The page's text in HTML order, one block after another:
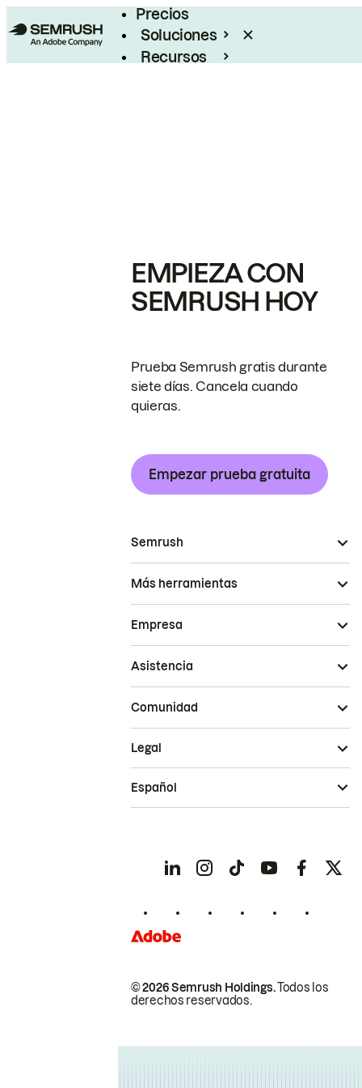
Precios
Soluciones
Recursos
EMPIEZA CON
SEMRUSH HOY
Prueba Semrush gratis durante
siete días. Cancela cuando
quieras.
Empezar prueba gratuita
Semrush
Más herramientas
Empresa
Asistencia
Comunidad
© 2026 Semrush Holdings.Todos los
derechos reservados.
Legal
Español